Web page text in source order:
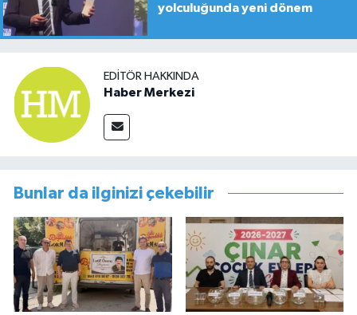
yolculuğunda yeni dönem
EDITÖR HAKKINDA
Haber Merkezi
Bunlar da ilginizi çekebilir